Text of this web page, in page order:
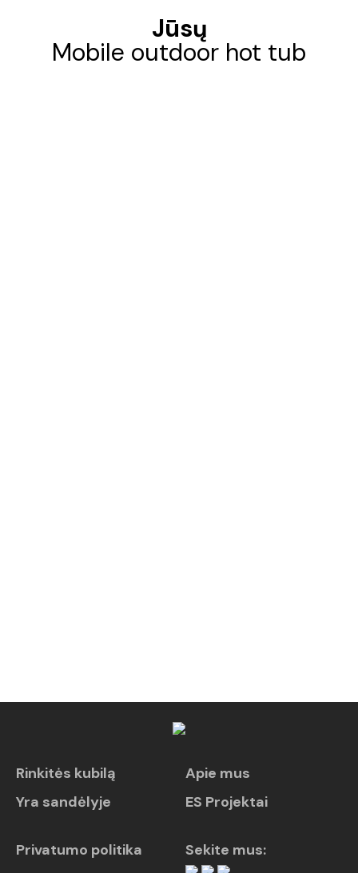
Jūsų
Mobile outdoor hot tub
Rinkitės kubilą
Yra sandėlyje
Apie mus
ES Projektai
Privatumo politika
Sekite mus: